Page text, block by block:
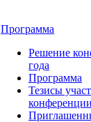
Программа
Решение
года
Программа
Тезисы
конференции